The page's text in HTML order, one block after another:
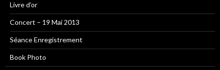
Livre d’or
Concert – 19 Mai 2013
Séance Enregistrement
Book Photo